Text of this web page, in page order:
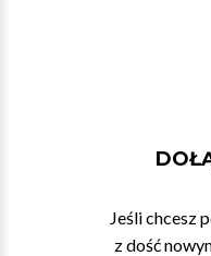
Jeśli chcesz
z dość